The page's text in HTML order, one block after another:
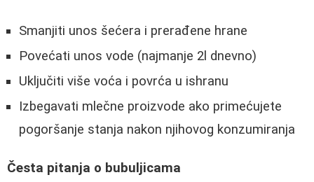
Smanjiti unos šećera i prerađene hrane
Povećati unos vode (najmanje 2l dnevno)
Uključiti više voća i povrća u ishranu
Izbegavati mlečne proizvode ako primećujete
pogoršanje stanja nakon njihovog konzumiranja
Česta pitanja o bubuljicama